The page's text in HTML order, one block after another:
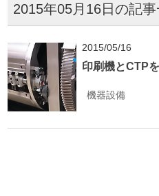
2015年05月16日の記事
2015/05/16
印刷機とCTP
機器設備